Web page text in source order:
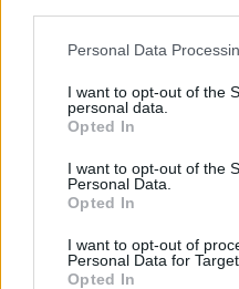
Personal Data
I want to opt-out of the
personal data.
Opted In
I want to opt-out of the
Personal Data.
Opted In
I want to opt-out of
Personal Data for
Opted In
követően, a blue
ezúttal az OTP vezette.
2023. november 28. 22:01
voltak az USA tőzsdéin
Dow 0,2 szűzalékkal, míg a
feljebb. ...
KEDVES OLVASÓNK!